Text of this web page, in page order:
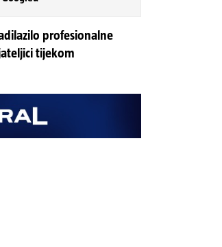
profesionalne
tijekom